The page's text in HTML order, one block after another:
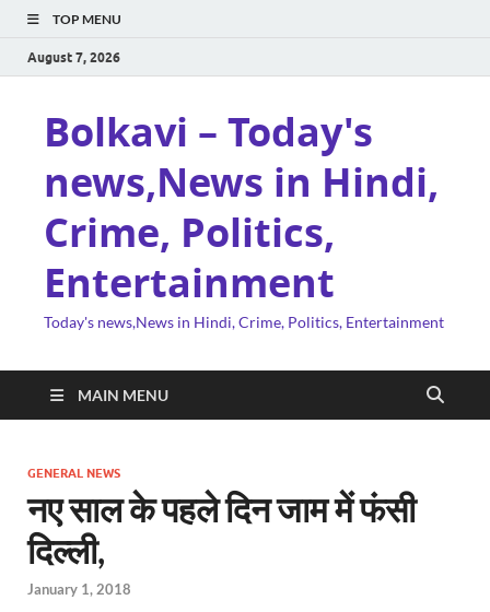
TOP MENU
August 7, 2026
Bolkavi – Today's
news,News in Hindi,
Crime, Politics,
Entertainment
Today's news,News in Hindi, Crime, Politics, Entertainment
MAIN MENU
GENERAL NEWS
नए साल के पहले दिन जाम में फंसी
दिल्ली,
January 1, 2018